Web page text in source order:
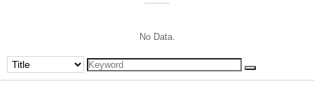
No Data.